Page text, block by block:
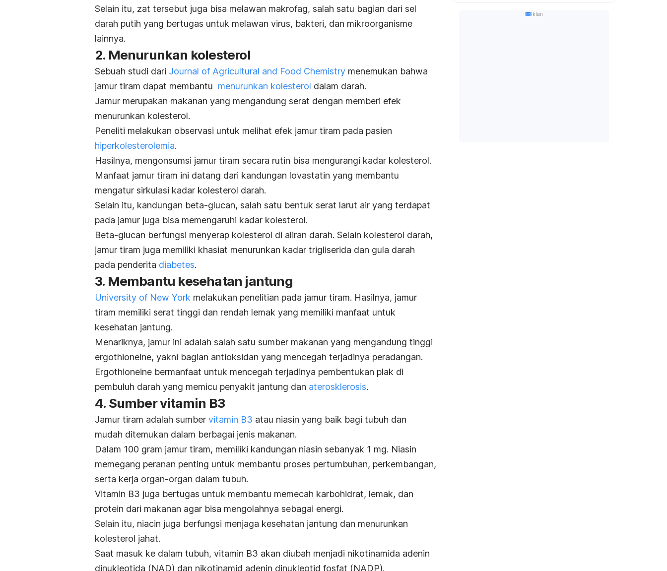
Selain itu, zat tersebut juga bisa melawan makrofag, salah satu bagian dari sel
darah putih yang bertugas untuk melawan virus, bakteri, dan mikroorganisme
lainnya.
2. Menurunkan kolesterol
Sebuah studi dari Journal of Agricultural and Food Chemistry menemukan bahwa
jamur tiram dapat membantu menurunkan kolesterol dalam darah.
Jamur merupakan makanan yang mengandung serat dengan memberi efek
menurunkan kolesterol.
Peneliti melakukan observasi untuk melihat efek jamur tiram pada pasien
hiperkolesterolemia.
Hasilnya, mengonsumsi jamur tiram secara rutin bisa mengurangi kadar kolesterol.
Manfaat jamur tiram ini datang dari kandungan lovastatin yang membantu
mengatur sirkulasi kadar kolesterol darah.
Selain itu, kandungan beta-glucan, salah satu bentuk serat larut air yang terdapat
pada jamur juga bisa memengaruhi kadar kolesterol.
Beta-glucan berfungsi menyerap kolesterol di aliran darah. Selain kolesterol darah,
jamur tiram juga memiliki khasiat menurunkan kadar trigliserida dan gula darah
pada penderita diabetes.
3. Membantu kesehatan jantung
University of New York melakukan penelitian pada jamur tiram. Hasilnya, jamur
tiram memiliki serat tinggi dan rendah lemak yang memiliki manfaat untuk
kesehatan jantung.
Menariknya, jamur ini adalah salah satu sumber makanan yang mengandung tinggi
ergothioneine, yakni bagian antioksidan yang mencegah terjadinya peradangan.
Ergothioneine bermanfaat untuk mencegah terjadinya pembentukan plak di
pembuluh darah yang memicu penyakit jantung dan aterosklerosis.
4. Sumber vitamin B3
Jamur tiram adalah sumber vitamin B3 atau niasin yang baik bagi tubuh dan
mudah ditemukan dalam berbagai jenis makanan.
Dalam 100 gram jamur tiram, memiliki kandungan niasin sebanyak 1 mg. Niasin
memegang peranan penting untuk membantu proses pertumbuhan, perkembangan,
serta kerja organ-organ dalam tubuh.
Vitamin B3 juga bertugas untuk membantu memecah karbohidrat, lemak, dan
protein dari makanan agar bisa mengolahnya sebagai energi.
Selain itu, niacin juga berfungsi menjaga kesehatan jantung dan menurunkan
kolesterol jahat.
Saat masuk ke dalam tubuh, vitamin B3 akan diubah menjadi nikotinamida adenin
dinukleotida (NAD) dan nikotinamid adenin dinukleotid fosfat (NADP).
Iklan